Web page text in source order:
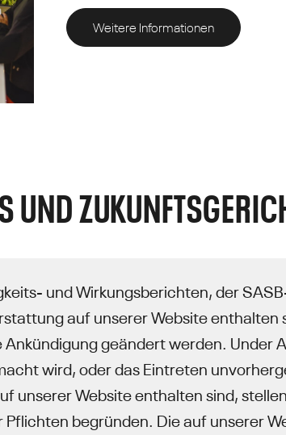
Weitere Informationen
UND
und Wirkungsberichten, der
auf unserer Website enthalten
geändert werden.
wird, oder das Eintreten
Website enthalten sind,
begründen. Die auf unserer